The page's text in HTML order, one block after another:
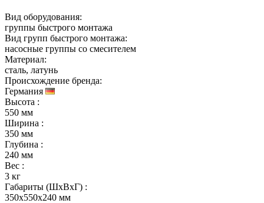
Вид оборудования:
группы быстрого монтажа
Вид групп быстрого монтажа:
насосные группы со смесителем
Материал:
сталь, латунь
Происхождение бренда:
Германия
Высота :
550 мм
Ширина :
350 мм
Глубина :
240 мм
Вес :
3 кг
Габариты (ШxВxГ) :
350x550x240 мм